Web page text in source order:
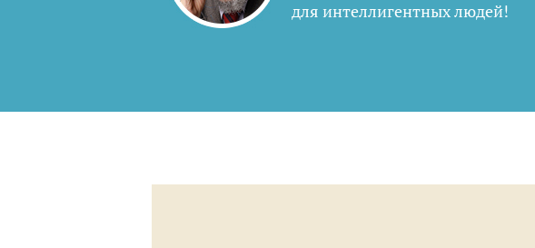
для интеллигентных людей!